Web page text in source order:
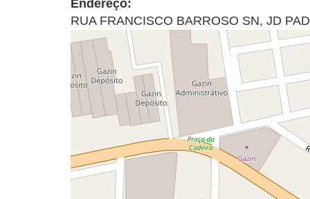
Endereço:
RUA FRANCISCO BARROSO SN, JD